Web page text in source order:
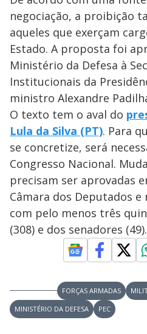
negociação, a proibição
aqueles que exerçam
Estado. A proposta foi
Ministério da Defesa à
Institucionais da
ministro Alexandre
O texto tem o aval do
Lula da Silva (PT). Para
se concretize, será
Congresso Nacional.
precisam ser aprovadas
Câmara dos Deputados e
com pelo menos três
(308) e dos senadores (49).
FORÇAS ARMADAS
MINISTÉRIO DA DEFESA
PEC